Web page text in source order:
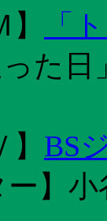
】
「
った
】 BS
ー】